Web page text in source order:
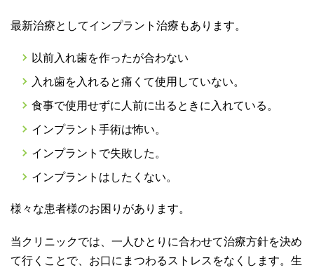
最新治療としてインプラント治療もあります。
以前入れ歯を作ったが合わない
入れ歯を入れると痛くて使用していない。
食事で使用せずに人前に出るときに入れている。
インプラント手術は怖い。
インプラントで失敗した。
インプラントはしたくない。
様々な患者様のお困りがあります。
当クリニックでは、一人ひとりに合わせて治療方針を決め
て行くことで、お口にまつわるストレスをなくします。生